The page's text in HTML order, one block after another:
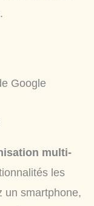
Google
multi-
les
un smartphone,